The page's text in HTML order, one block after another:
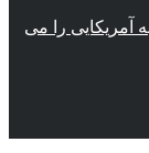
آمریکایی را می